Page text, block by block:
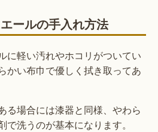
ールの手入れ方法
に軽い汚れやホコリがついてい
かい布巾で優しく拭き取ってあ
る場合には漆器と同様、やわら
洗うのが基本になります。